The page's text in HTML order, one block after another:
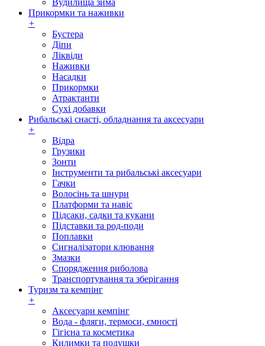
Вудилища зима
Прикормки та наживки
+
Бустера
Діпи
Ліквіди
Наживки
Насадки
Прикормки
Атрактанти
Сухі добавки
Рибальські снасті, обладнання та аксесуари
+
Відра
Грузики
Зонти
Інструменти та рибальські аксесуари
Гачки
Волосінь та шнури
Платформи та навіс
Підсаки, садки та кукани
Підставки та род-поди
Поплавки
Сигналізатори клювання
Змазки
Спорядження риболова
Транспортування та зберігання
Туризм та кемпінг
+
Аксесуари кемпінг
Вода - фляги, термоси, ємності
Гігієна та косметика
Килимки та подушки